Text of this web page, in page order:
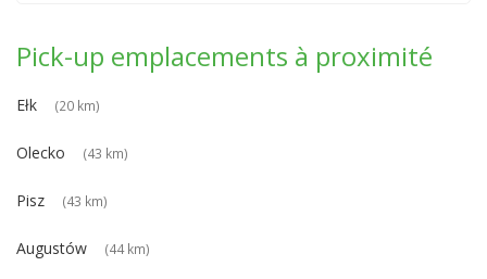
Pick-up emplacements à proximité
Ełk (20 km)
Olecko (43 km)
Pisz (43 km)
Augustów (44 km)